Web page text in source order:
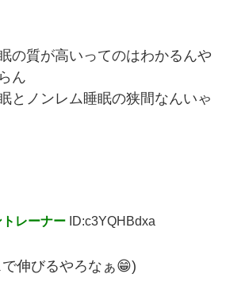
の質が高いってのはわかるんや
ん
とノンレム睡眠の狭間なんいゃ
レーナー ID:c3YQHBdxa
伸びるやろなぁ😁)